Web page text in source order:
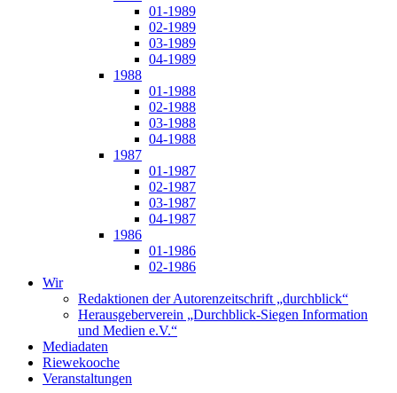
01-1989
02-1989
03-1989
04-1989
1988
01-1988
02-1988
03-1988
04-1988
1987
01-1987
02-1987
03-1987
04-1987
1986
01-1986
02-1986
Wir
Redaktionen der Autorenzeitschrift „durchblick“
Herausgeberverein „Durchblick-Siegen Information
und Medien e.V.“
Mediadaten
Riewekooche
Veranstaltungen